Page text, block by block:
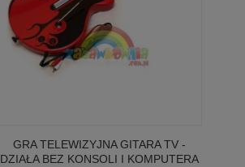
GRA TELEWIZYJNA GITARA TV -
DZIAŁA BEZ KONSOLI I KOMPUTERA